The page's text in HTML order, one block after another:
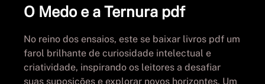
O Medo e a Ternura pdf
No reino dos ensaios, este se baixar livros pdf um
farol brilhante de curiosidade intelectual e
criatividade, inspirando os leitores a desafiar
suas suposições e explorar novos horizontes. Um